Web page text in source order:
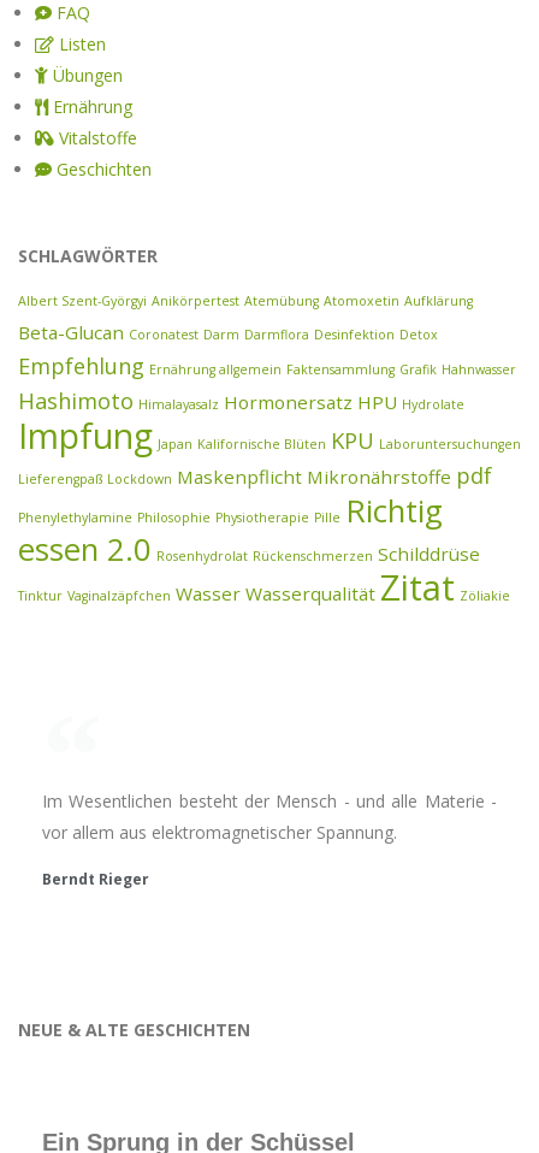
FAQ
Listen
Übungen
Ernährung
Vitalstoffe
Geschichten
SCHLAGWÖRTER
Albert Szent-Györgyi Anikörpertest Atemübung Atomoxetin Aufklärung
Beta-Glucan Coronatest Darm Darmflora Desinfektion Detox
Empfehlung Ernährung allgemein Faktensammlung Grafik Hahnwasser
Hashimoto Himalayasalz Hormonersatz HPU Hydrolate
Impfung Japan Kalifornische Blüten KPU Laboruntersuchungen
Lieferengpaß Lockdown Maskenpflicht Mikronährstoffe pdf
Phenylethylamine Philosophie Physiotherapie Pille Richtig
essen 2.0 Rosenhydrolat Rückenschmerzen Schilddrüse
Tinktur Vaginalzäpfchen Wasser Wasserqualität Zitat Zöliakie
Im Wesentlichen besteht der Mensch - und alle Materie -
vor allem aus elektromagnetischer Spannung.
Berndt Rieger
NEUE & ALTE GESCHICHTEN
Ein Sprung in der Schüssel